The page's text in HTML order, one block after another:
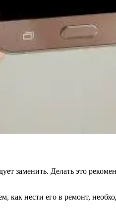
заменить. Делать это
как нести его в ремонт,